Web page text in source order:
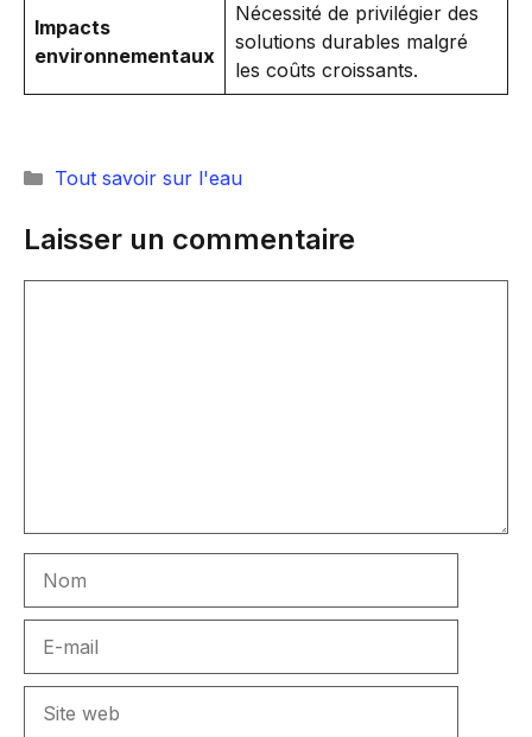
Impacts
environnementaux
Nécessité de privilégier des
solutions durables malgré
les coûts croissants.
Catégories
Tout savoir sur l'eau
Laisser un commentaire
mail
web